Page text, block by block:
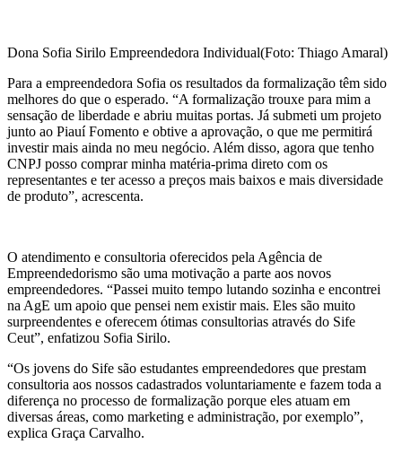
Dona Sofia Sirilo Empreendedora Individual(Foto: Thiago Amaral)
Para a empreendedora Sofia os resultados da formalização têm sido
melhores do que o esperado. “A formalização trouxe para mim a
sensação de liberdade e abriu muitas portas. Já submeti um projeto
junto ao Piauí Fomento e obtive a aprovação, o que me permitirá
investir mais ainda no meu negócio. Além disso, agora que tenho
CNPJ posso comprar minha matéria-prima direto com os
representantes e ter acesso a preços mais baixos e mais diversidade
de produto”, acrescenta.
O atendimento e consultoria oferecidos pela Agência de
Empreendedorismo são uma motivação a parte aos novos
empreendedores. “Passei muito tempo lutando sozinha e encontrei
na AgE um apoio que pensei nem existir mais. Eles são muito
surpreendentes e oferecem ótimas consultorias através do Sife
Ceut”, enfatizou Sofia Sirilo.
“Os jovens do Sife são estudantes empreendedores que prestam
consultoria aos nossos cadastrados voluntariamente e fazem toda a
diferença no processo de formalização porque eles atuam em
diversas áreas, como marketing e administração, por exemplo”,
explica Graça Carvalho.